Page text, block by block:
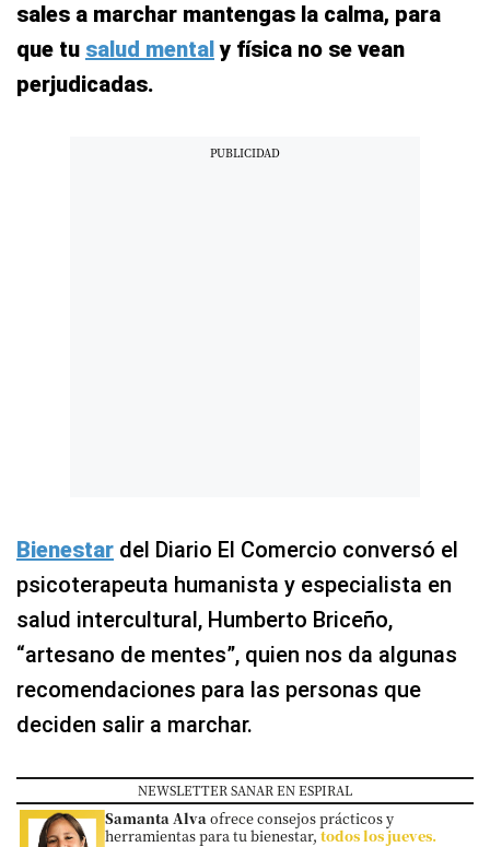
sales a marchar mantengas la calma, para
que tu salud mentaly física no se vean
perjudicadas.
Bienestar del Diario El Comercio conversó el
psicoterapeuta humanista y especialista en
salud intercultural, Humberto Briceño,
“artesano de mentes”, quien nos da algunas
recomendaciones para las personas que
deciden salir a marchar.
NEWSLETTER SANAR EN ESPIRAL
Samanta Alvaofrece consejos prácticos y
herramientas para tu bienestar,todos los jueves.